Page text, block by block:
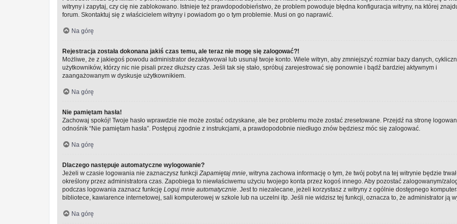
witryny i zapytaj, czy cię nie zablokowano. Istnieje też prawdopodobieństwo, że problem powoduje błędna konfiguracja witryny, na której
forum. Skontaktuj się z właścicielem witryny i powiadom go o tym problemie. Musi on go naprawić.
Na górę
Rejestracja została dokonana jakiś czas temu, ale teraz nie mogę się zalogować?!
Możliwe, że z jakiegoś powodu administrator dezaktywował lub usunął twoje konto. Wiele witryn, aby zmniejszyć rozmiar bazy danych,
użytkowników, którzy nic nie pisali przez dłuższy czas. Jeśli tak się stało, spróbuj zarejestrować się ponownie i bądź bardziej aktywnym i
zaangażowanym w dyskusje użytkownikiem.
Na górę
Nie pamiętam hasła!
Zachowaj spokój! Twoje hasło wprawdzie nie może zostać odzyskane, ale bez problemu może zostać zresetowane. Przejdź na stronę
odnośnik “Nie pamiętam hasła”. Postępuj zgodnie z instrukcjami, a prawdopodobnie niedługo znów będziesz móc się zalogować.
Na górę
Dlaczego następuje automatyczne wylogowanie?
Jeżeli w czasie logowania nie zaznaczysz funkcji Zapamiętaj mnie , witryna zachowa informację o tym, że twój pobyt na tej witrynie będzie
określony przez administratora czas. Zapobiega to niewłaściwemu użyciu twojego konta przez kogoś innego. Aby pozostać zalogowanym/
podczas logowania zaznacz funkcję Loguj mnie automatycznie . Jest to niezalecane, jeżeli korzystasz z witryny z ogólnie dostępnego
bibliotece, kawiarence internetowej, sali komputerowej w szkole lub na uczelni itp. Jeśli nie widzisz tej funkcji, oznacza to, że administrator ją
Na górę